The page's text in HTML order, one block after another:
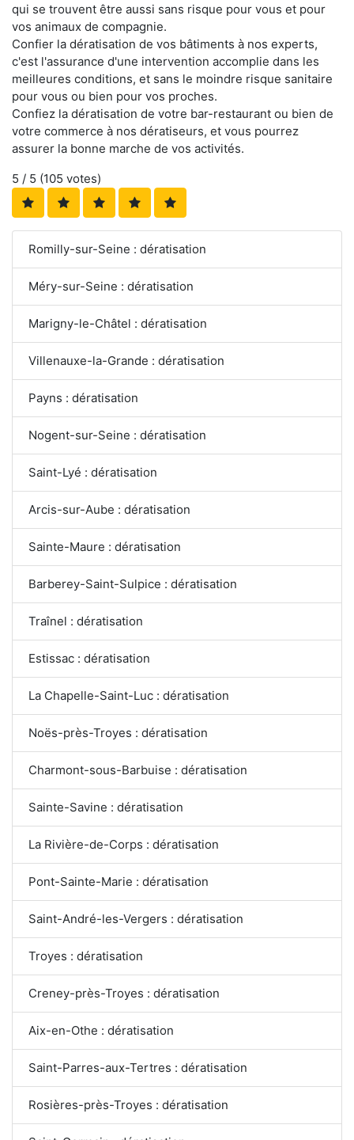
qui se trouvent être aussi sans risque pour vous et pour
vos animaux de compagnie.
Confier la dératisation de vos bâtiments à nos experts,
c'est l'assurance d'une intervention accomplie dans les
meilleures conditions, et sans le moindre risque sanitaire
pour vous ou bien pour vos proches.
Confiez la dératisation de votre bar-restaurant ou bien de
votre commerce à nos dératiseurs, et vous pourrez
assurer la bonne marche de vos activités.
5 / 5 (105 votes)
Romilly-sur-Seine : dératisation
Méry-sur-Seine : dératisation
Marigny-le-Châtel : dératisation
Villenauxe-la-Grande : dératisation
Payns : dératisation
Nogent-sur-Seine : dératisation
Saint-Lyé : dératisation
Arcis-sur-Aube : dératisation
Sainte-Maure : dératisation
Barberey-Saint-Sulpice : dératisation
Traînel : dératisation
Estissac : dératisation
La Chapelle-Saint-Luc : dératisation
Noës-près-Troyes : dératisation
Charmont-sous-Barbuise : dératisation
Sainte-Savine : dératisation
La Rivière-de-Corps : dératisation
Pont-Sainte-Marie : dératisation
Saint-André-les-Vergers : dératisation
Troyes : dératisation
Creney-près-Troyes : dératisation
Aix-en-Othe : dératisation
Saint-Parres-aux-Tertres : dératisation
Rosières-près-Troyes : dératisation